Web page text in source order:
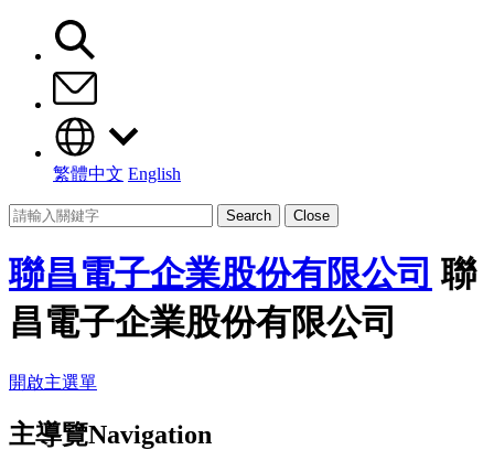
繁體中文 English
Search Close
聯昌電子企業股份有限公司 聯
昌電子企業股份有限公司
開啟主選單
主導覽Navigation